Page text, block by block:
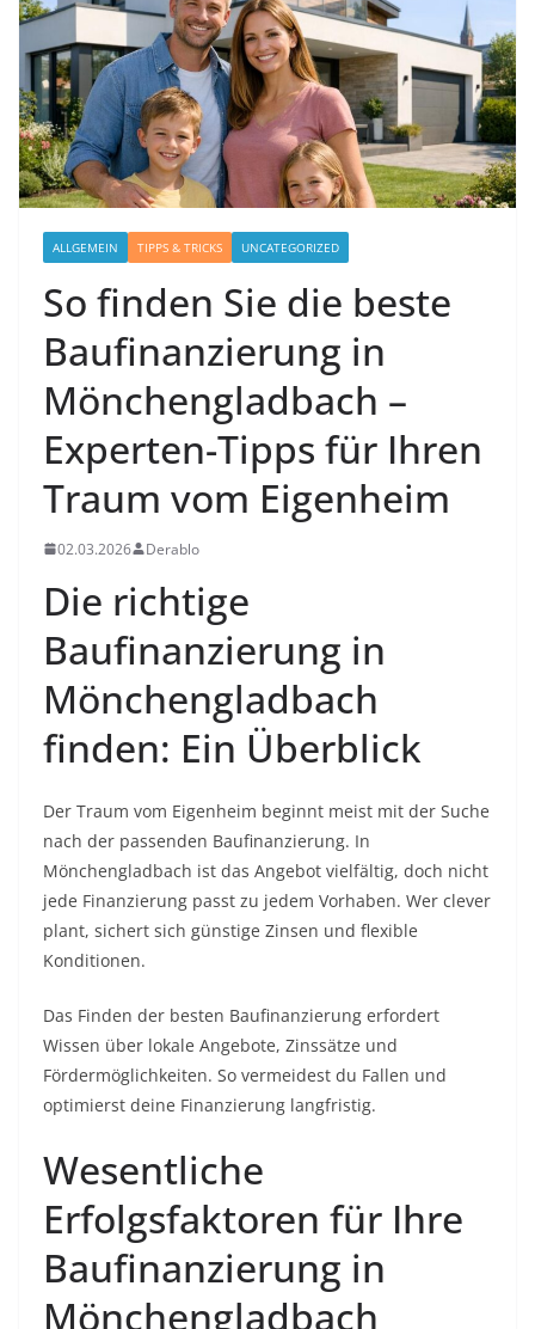
ALLGEMEIN TIPPS & TRICKS UNCATEGORIZED
So finden Sie die beste
Baufinanzierung in
Mönchengladbach –
Experten-Tipps für Ihren
Traum vom Eigenheim
02.03.2026 Derablo
Die richtige
Baufinanzierung in
Mönchengladbach
finden: Ein Überblick
Der Traum vom Eigenheim beginnt meist mit der Suche
nach der passenden Baufinanzierung. In
Mönchengladbach ist das Angebot vielfältig, doch nicht
jede Finanzierung passt zu jedem Vorhaben. Wer clever
plant, sichert sich günstige Zinsen und flexible
Konditionen.
Das Finden der besten Baufinanzierung erfordert
Wissen über lokale Angebote, Zinssätze und
Fördermöglichkeiten. So vermeidest du Fallen und
optimierst deine Finanzierung langfristig.
Wesentliche
Erfolgsfaktoren für Ihre
Baufinanzierung in
Mönchengladbach